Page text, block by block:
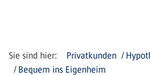
Privatkunden
Bequem ins Eigenheim